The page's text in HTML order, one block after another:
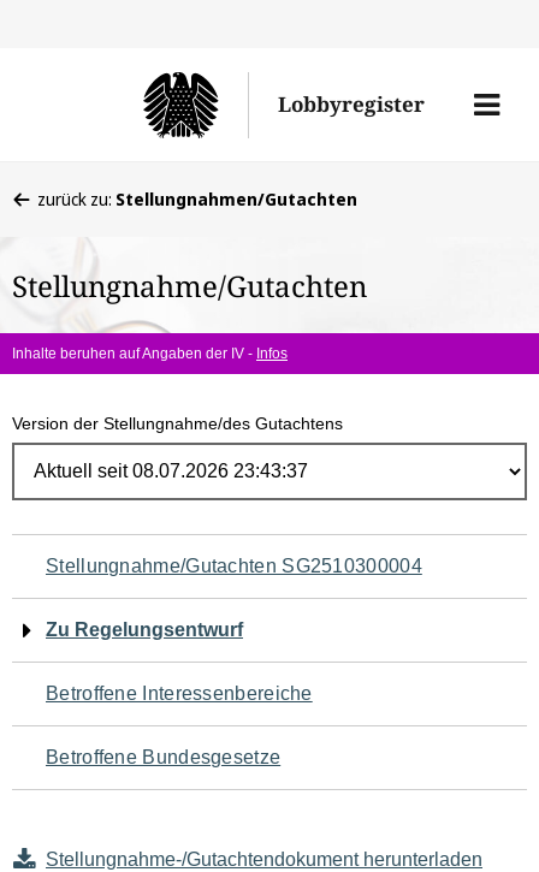
Lobbyregister
Menü
befinden
hier:
zurück zu: Stellungnahmen/Gutachten
Stellungnahme/Gutachten
Inhalte beruhen auf Angaben der IV - Infos
Version der Stellungnahme/des Gutachtens
Navigation
für
den
Seiteninhalt
Stellungnahme/Gutachten SG2510300004
Zu Regelungsentwurf
Betroffene Interessenbereiche
Betroffene Bundesgesetze
Stellungnahme-/Gutachtendokument herunterladen